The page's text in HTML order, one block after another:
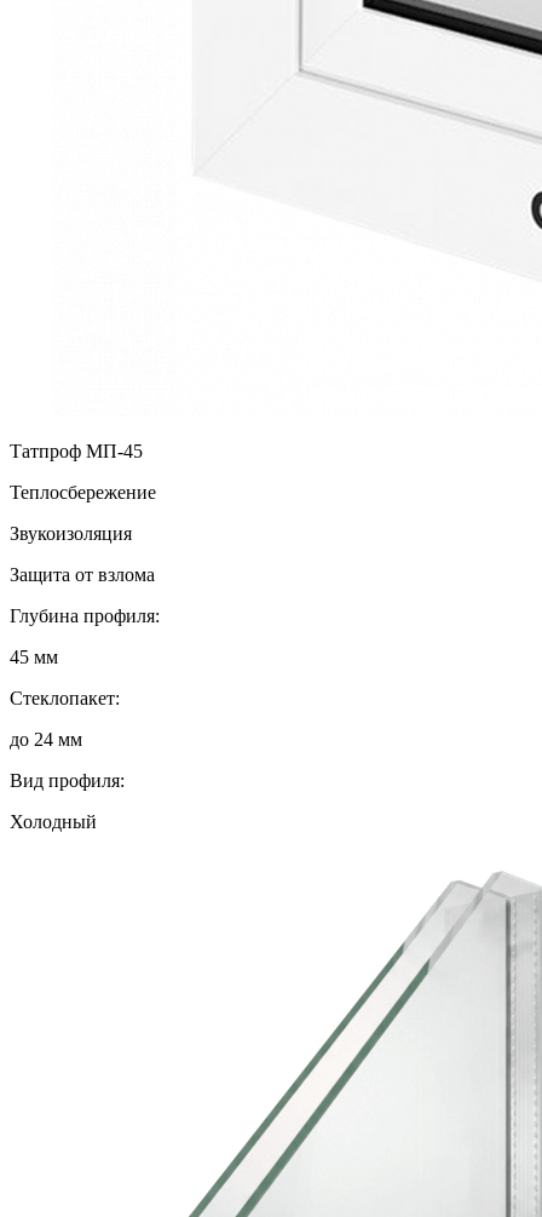
Татпроф МП-45
Теплосбережение
Звукоизоляция
Защита от взлома
Глубина профиля:
45 мм
Стеклопакет:
до 24 мм
Вид профиля:
Холодный